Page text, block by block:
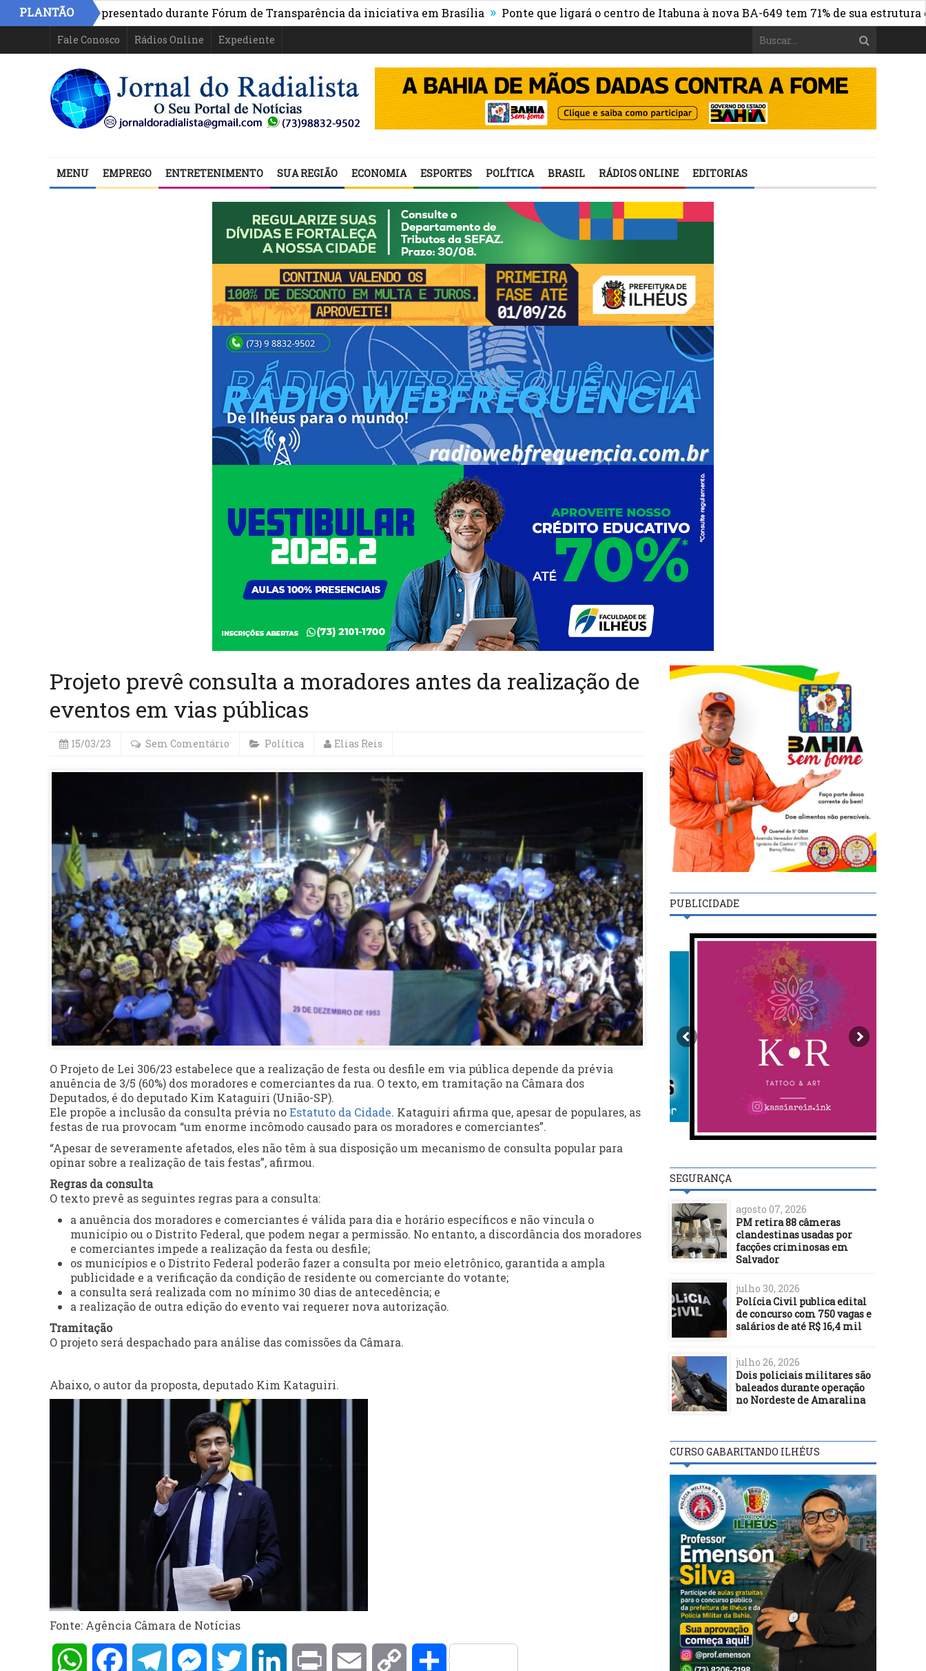
PLANTÃO
Bahia é apresentado durante Fórum de Transparência da iniciativa em Brasília » Ponte que ligará o centro de Itabuna à nova BA-649 tem 71% de sua estrutura de
Fale Conosco Rádios Online Expediente
MENU EMPREGO ENTRETENIMENTO SUA REGIÃO ECONOMIA ESPORTES POLÍTICA BRASIL RÁDIOS ONLINE EDITORIAS
Projeto prevê consulta a moradores antes da realização de
eventos em vias públicas
15/03/23 Sem Comentário Política Elias Reis
O Projeto de Lei 306/23 estabelece que a realização de festa ou desfile em via pública depende da prévia
anuência de 3/5 (60%) dos moradores e comerciantes da rua. O texto, em tramitação na Câmara dos
Deputados, é do deputado Kim Kataguiri (União-SP).
Ele propõe a inclusão da consulta prévia noEstatuto da Cidade. Kataguiri afirma que, apesar de populares, as
festas de rua provocam “um enorme incômodo causado para os moradores e comerciantes”.
“Apesar de severamente afetados, eles não têm à sua disposição um mecanismo de consulta popular para
opinar sobre a realização de tais festas”, afirmou.
Regras da consulta
O texto prevê as seguintes regras para a consulta:
a anuência dos moradores e comerciantes é válida para dia e horário específicos e não vincula o
município ou o Distrito Federal, que podem negar a permissão. No entanto, a discordância dos moradores
e comerciantes impede a realização da festa ou desfile;
os municípios e o Distrito Federal poderão fazer a consulta por meio eletrônico, garantida a ampla
publicidade e a verificação da condição de residente ou comerciante do votante;
a consulta será realizada com no mínimo 30 dias de antecedência; e
a realização de outra edição do evento vai requerer nova autorização.
Tramitação
O projeto será despachado para análise das comissões da Câmara.
Abaixo, o autor da proposta, deputado Kim Kataguiri.
Fonte: Agência Câmara de Notícias
WhatsAppFacebookTelegramMessengerTwitter LinkedInPrint Email Copy Compartilhar
PUBLICIDADE
SEGURANÇA
agosto 07, 2026
PM retira 88 câmeras
clandestinas usadas por
facções criminosas em
Salvador
julho 30, 2026
Polícia Civil publica edital
de concurso com 750 vagas e
salários de até R$ 16,4 mil
julho 26, 2026
Dois policiais militares são
baleados durante operação
no Nordeste de Amaralina
CURSO GABARITANDO ILHÉUS